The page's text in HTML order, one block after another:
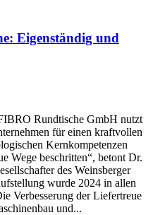
Eigenständig und
Rundtische GmbH nutzt
für einen kraftvollen
Kernkompetenzen
Wege beschritten“, betont Dr.
des Weinsberger
wurde 2024 in allen
Verbesserung der Liefertreue
und...